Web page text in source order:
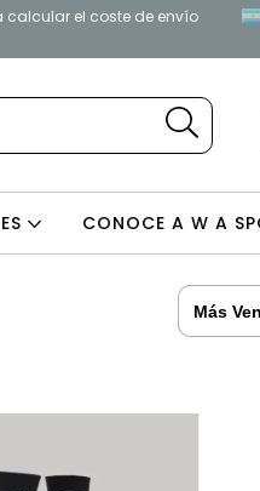
calcular el coste de envío
CONOCE A W A